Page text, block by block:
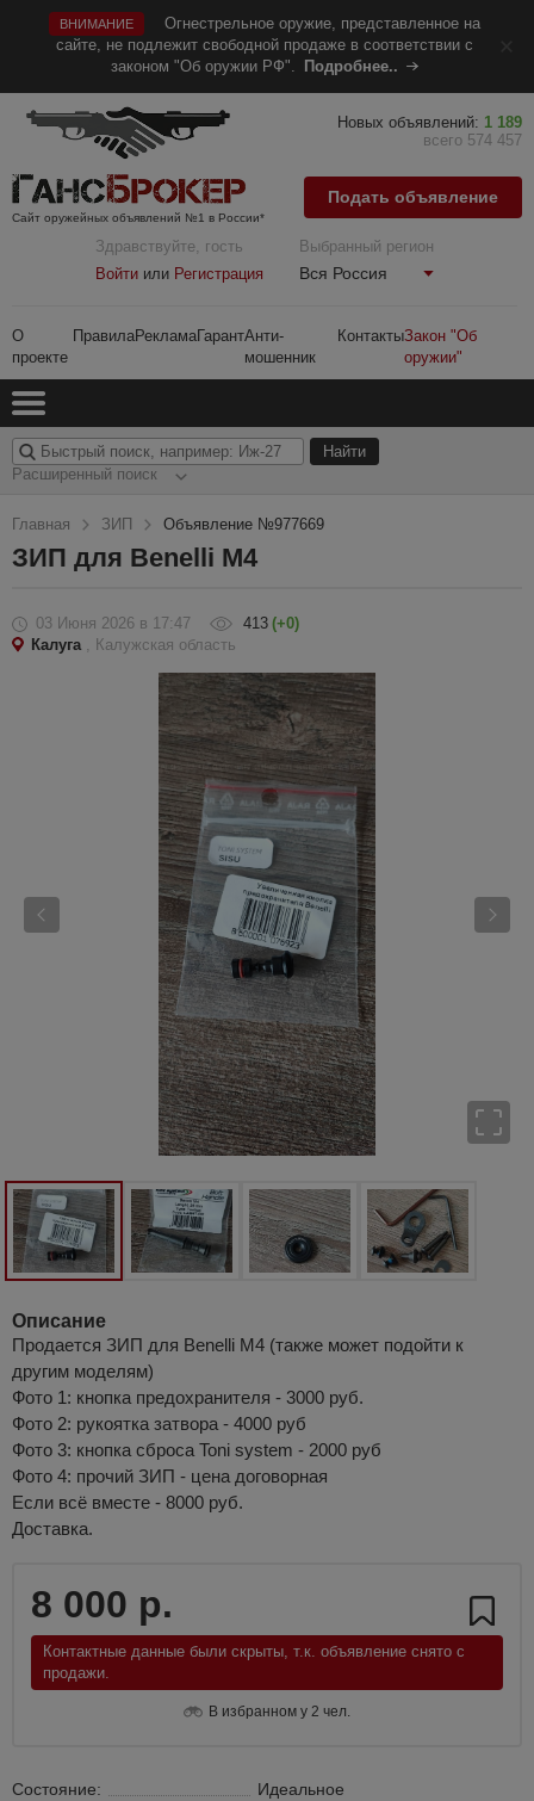
ВНИМАНИЕ
Огнестрельное оружие, представленное на
сайте, не подлежит свободной продаже в соответствии с
законом "Об оружии РФ".
Подробнее..
Сайт оружейных объявлений №1 в России*
Здравствуйте, гость
Войти или Регистрация
Выбранный регион
Вся Россия
О
проекте
ПравилаРекламаГарантАнти-
мошенник
КонтактыЗакон "Об
оружии"
Новых объявлений: 1 189
всего 574 457
Подать объявление
Расширенный поиск
Главная ЗИП Объявление №977669
ЗИП для Benelli M4
03 Июня 2026 в 17:47 413 (+0)
Калуга , Калужская область
Описание
Продается ЗИП для Benelli M4 (также может подойти к
другим моделям)
Фото 1: кнопка предохранителя - 3000 руб.
Фото 2: рукоятка затвора - 4000 руб
Фото 3: кнопка сброса Toni system - 2000 руб
Фото 4: прочий ЗИП - цена договорная
Если всё вместе - 8000 руб.
Доставка.
8 000 р.
Контактные данные были скрыты, т.к. объявление снято с
продажи.
В избранном у 2 чел.
Состояние: Идеальное